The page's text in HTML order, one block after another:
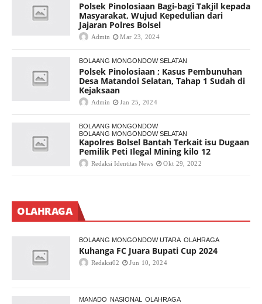
Polsek Pinolosiaan Bagi-bagi Takjil kepada
Masyarakat, Wujud Kepedulian dari
Jajaran Polres Bolsel
Admin Mar 23, 2024
BOLAANG MONGONDOW SELATAN
Polsek Pinolosiaan ; Kasus Pembunuhan
Desa Matandoi Selatan, Tahap 1 Sudah di
Kejaksaan
Admin Jan 25, 2024
BOLAANG MONGONDOW
BOLAANG MONGONDOW SELATAN
Kapolres Bolsel Bantah Terkait isu Dugaan
Pemilik Peti Ilegal Mining kilo 12
Redaksi Identitas News Okt 29, 2022
OLAHRAGA
BOLAANG MONGONDOW UTARA OLAHRAGA
Kuhanga FC Juara Bupati Cup 2024
Redaksi02 Jun 10, 2024
MANADO NASIONAL OLAHRAGA